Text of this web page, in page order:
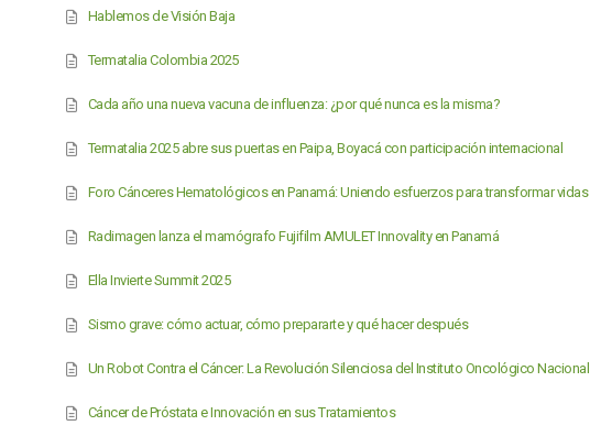
Hablemos de Visión Baja
Termatalia Colombia 2025
Cada año una nueva vacuna de influenza: ¿por qué nunca es la misma?
Termatalia 2025 abre sus puertas en Paipa, Boyacá con participación internacional
Foro Cánceres Hematológicos en Panamá: Uniendo esfuerzos para transformar vidas
Radimagen lanza el mamógrafo Fujifilm AMULET Innovality en Panamá
Ella Invierte Summit 2025
Sismo grave: cómo actuar, cómo prepararte y qué hacer después
Un Robot Contra el Cáncer: La Revolución Silenciosa del Instituto Oncológico Nacional
Cáncer de Próstata e Innovación en sus Tratamientos